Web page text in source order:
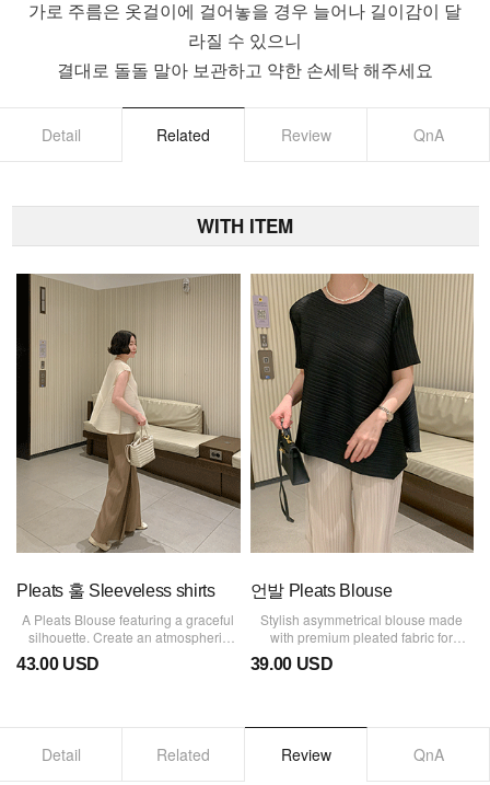
가로 주름은 옷걸이에 걸어놓을 경우 늘어나 길이감이 달
라질 수 있으니
결대로 돌돌 말아 보관하고 약한 손세탁 해주세요
Detail Related Review QnA
WITH ITEM
Pleats 훌 Sleeveless shirts
A Pleats Blouse featuring a graceful
silhouette. Create an atmospheric
gathering look with just one blouse♡
43.00 USD
언발 Pleats Blouse
Stylish asymmetrical blouse made
with premium pleated fabric for
excellent quality!
39.00 USD
Detail Related Review QnA